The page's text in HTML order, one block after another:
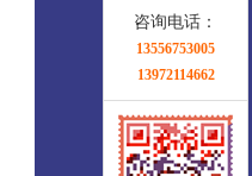
咨询电话：
13556753005
13972114662